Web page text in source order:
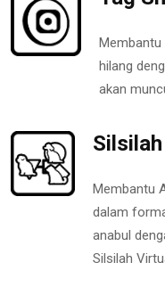
Membantu
hilang
akan
Membantu
dalam
anabul
Silsilah